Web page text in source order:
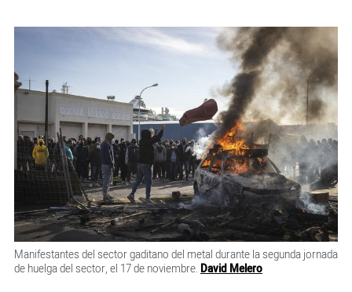
Manifestantes del sector gaditano del metal durante la segunda jornada
de huelga del sector, el 17 de noviembre. David Melero